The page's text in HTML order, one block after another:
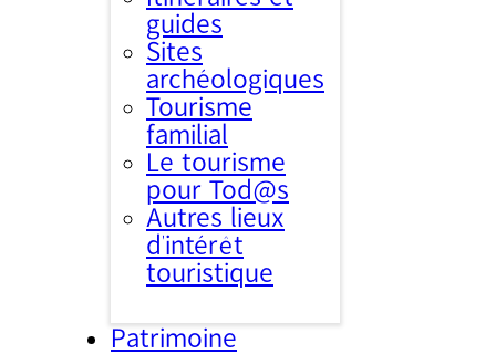
guides
Sites
archéologiques
Tourisme
familial
Le tourisme
pour Tod@s
Autres lieux
d'intérêt
touristique
Patrimoine